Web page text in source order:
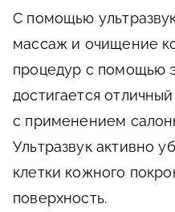
С помощью
массаж и очищение
процедур с помощью
достигается
с применением
Ультразвук активно
клетки кожного
поверхность.